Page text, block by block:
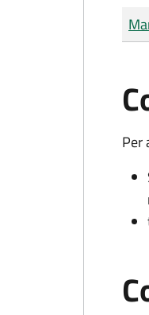
Per